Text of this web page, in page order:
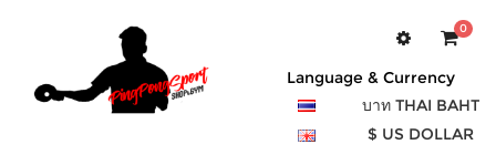
0
Language & Currency
บาท THAI BAHT
$ US DOLLAR